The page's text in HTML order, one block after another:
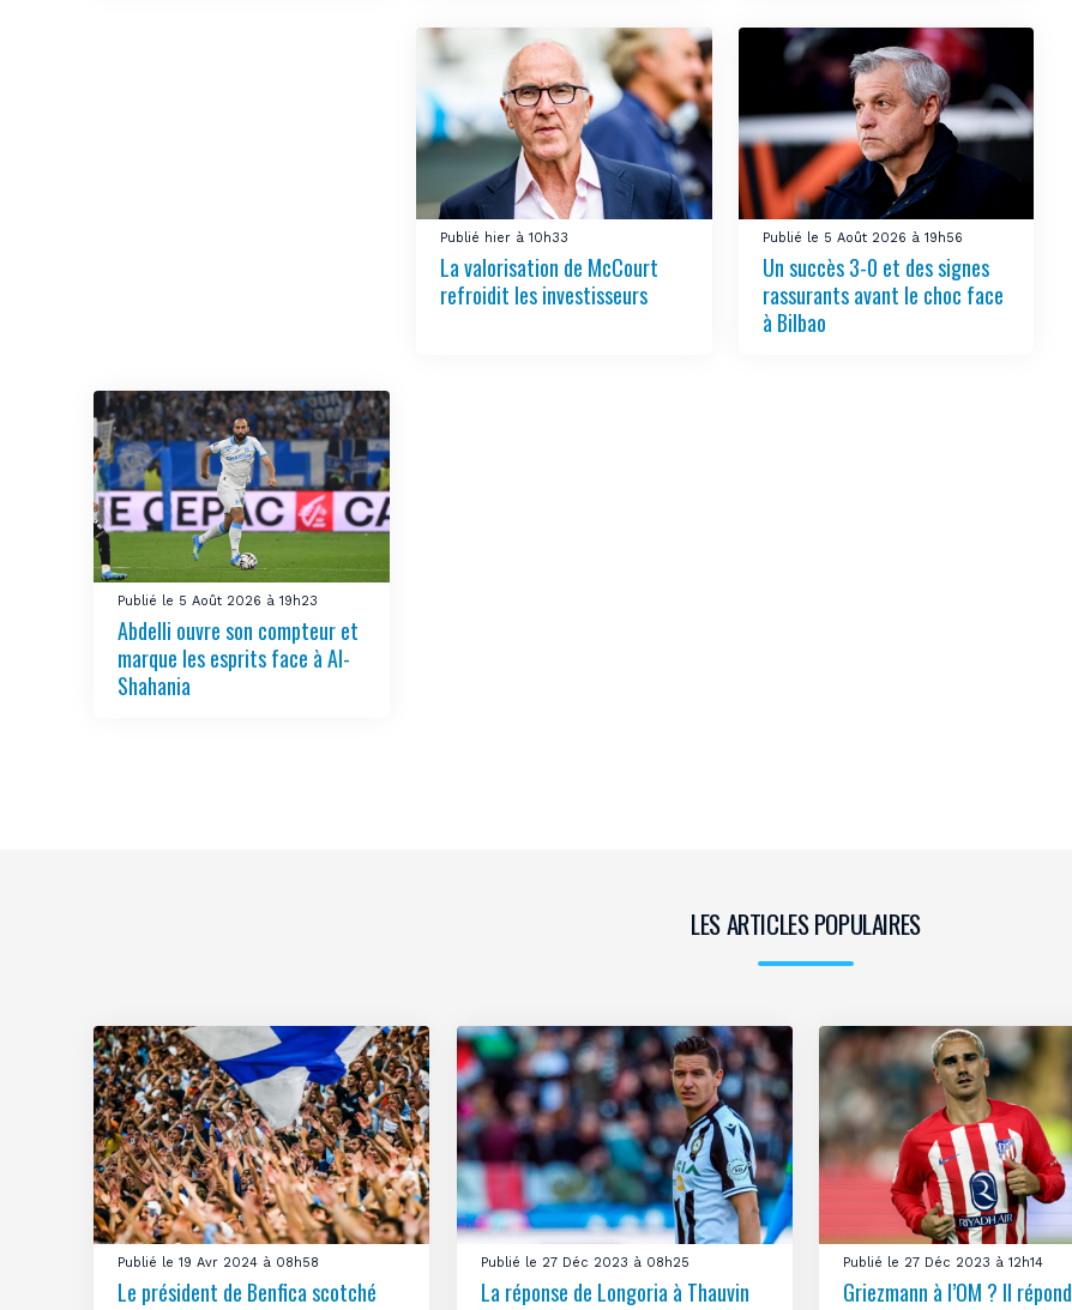
Publié hier à 10h33
La valorisation de McCourt
refroidit les investisseurs
Publié le 5 Août 2026 à 19h56
Un succès 3-0 et des signes
rassurants avant le choc face
à Bilbao
Publié le 5 Août 2026 à 19h23
Abdelli ouvre son compteur et
marque les esprits face à Al-
Shahania
LES ARTICLES POPULAIRES
Publié le 19 Avr 2024 à 08h58
Le président de Benfica scotché
Publié le 27 Déc 2023 à 08h25
La réponse de Longoria à Thauvin
Publié le 27 Déc 2023 à 12h14
Griezmann à l’OM ? Il répond